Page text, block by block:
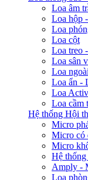
Loa âm
Loa hộp
Loa
Loa cột
Loa treo
Loa sân
Loa
Loa ẩn -
Loa
Loa cầm
Hệ thống Hội
Micro
Micro có
Micro
Hệ
Amply -
Loa